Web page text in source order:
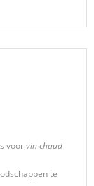
voorvin chaud
te